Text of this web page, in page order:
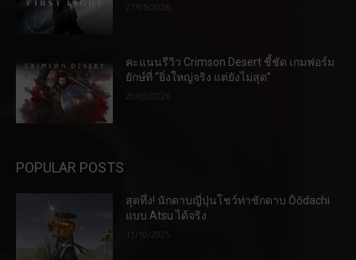
27/05/2026
คะแนนรีวิว Crimson Desert ชี้ชัด เกมฟอร์ม
ยักษ์ที่ “ยิ่งใหญ่จริง แต่ยังไม่สุด”
20/03/2026
POPULAR POSTS
สุดทึ่ง! นักดาบญี่ปุ่นโชว์ท่าชักดาบ Ōōdachi
แบบ Atsu ได้จริง
11/10/2025